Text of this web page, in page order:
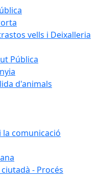
vells i Deixalleria
Pública
d'animals
la comunicació
- Procés